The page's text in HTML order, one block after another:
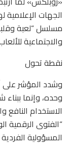
الجهات الإعلامية
مسلسل “لعبة
والاجتماعية
نقطة تحول
وشدد المؤشر على
وحده، وإنما
الاستخدام
“الفتوى الرقمية
المسؤولية